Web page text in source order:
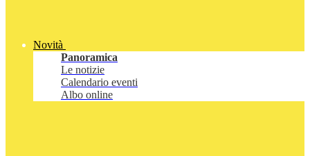
Novità
Panoramica
Le notizie
Calendario eventi
Albo online